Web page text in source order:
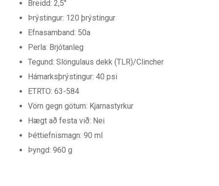
Breidd: 2,5″
Þrýstingur: 120 þrýstingur
Efnasamband: 50a
Perla: Brjótanleg
Tegund: Slöngulaus dekk (TLR)/Clincher
Hámarksþrýstingur: 40 psi
ETRTO: 63-584
Vörn gegn götum: Kjarnastyrkur
Hægt að festa við: Nei
Þéttiefnismagn: 90 ml
Þyngd: 960 g